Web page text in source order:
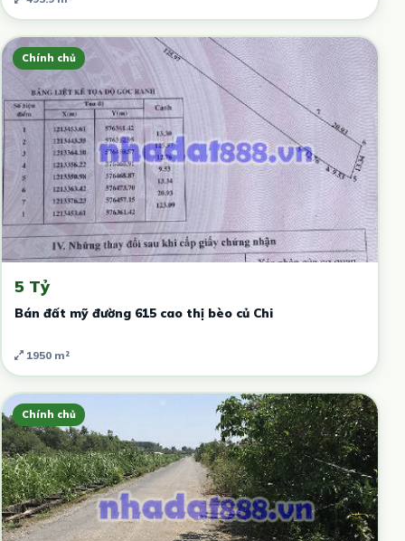
Chính chủ
5 Tỷ
Bán đất mỹ đường 615 cao thị bèo củ Chi
1950 m²
Chính chủ